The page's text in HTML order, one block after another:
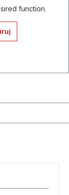
function.